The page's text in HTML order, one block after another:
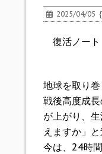
2025/04/05
復活ノート
「
地球を取り
戦後高度成
が上がり、
えますか」
今は、24時